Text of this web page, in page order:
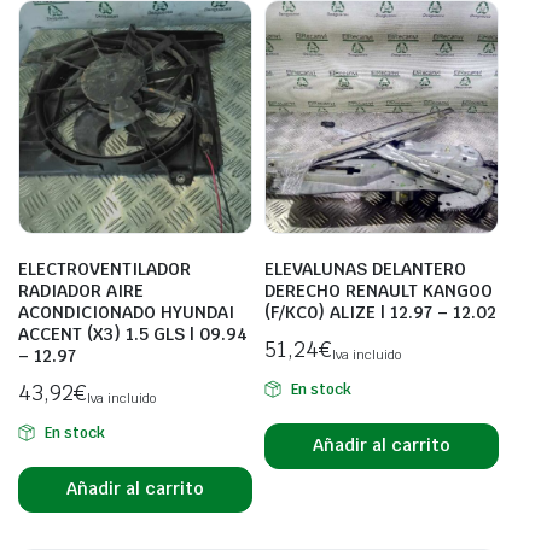
ELECTROVENTILADOR
RADIADOR AIRE
ACONDICIONADO HYUNDAI
ACCENT (X3) 1.5 GLS | 09.94
– 12.97
43,92€Iva incluido
En stock
Añadir al carrito
ELEVALUNAS DELANTERO
DERECHO RENAULT KANGOO
(F/KC0) ALIZE | 12.97 – 12.02
51,24€Iva incluido
En stock
Añadir al carrito